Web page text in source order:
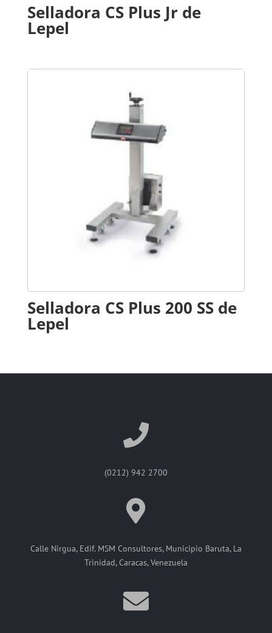
Selladora CS Plus Jr de
Lepel
Selladora CS Plus 200 SS de
Lepel
(0212) 942 2700
Calle Nirgua, Edif. MSM Consultores, Municipio Baruta, La
Trinidad, Caracas, Venezuela